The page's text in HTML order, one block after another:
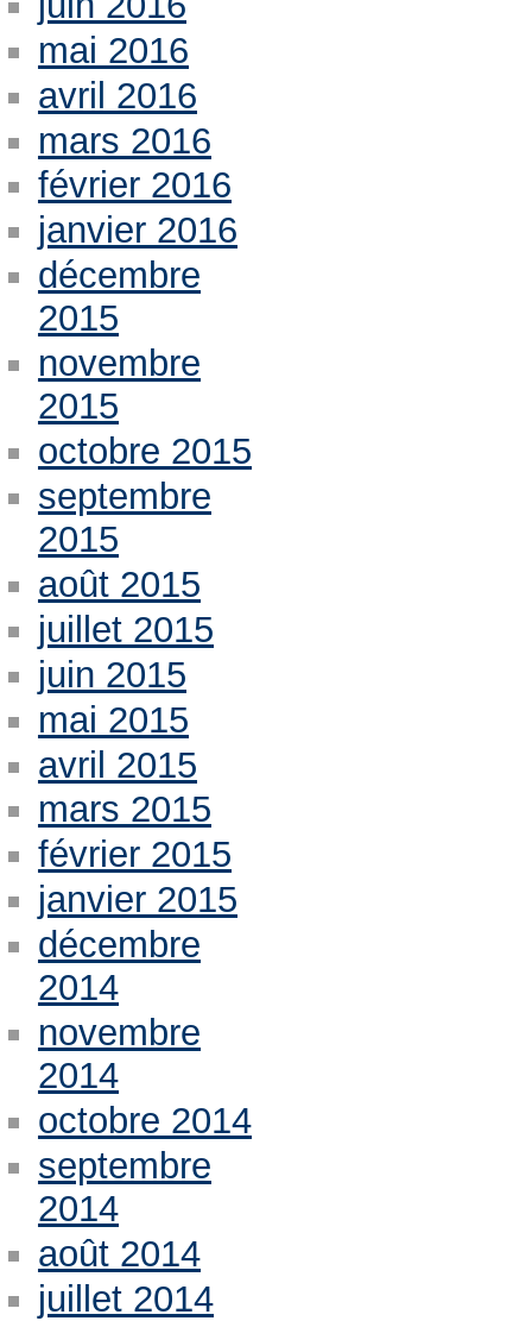
mai 2016
avril 2016
mars 2016
février 2016
janvier 2016
décembre
2015
novembre
2015
octobre 2015
septembre
2015
août 2015
juillet 2015
juin 2015
mai 2015
avril 2015
mars 2015
février 2015
janvier 2015
décembre
2014
novembre
2014
octobre 2014
septembre
2014
août 2014
juillet 2014